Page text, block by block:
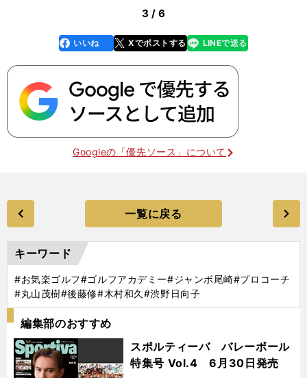
3 / 6
faceboo
k
いいね Xでポストする
line LINEで送る
Googleの「優先ソース」について
一覧に戻る
キーワード
#お気楽ゴルフ#ゴルフアカデミー#ジャンボ尾崎#プロコーチ
#丸山茂樹#後藤修#木村和久 #渋野日向子
編集部のおすすめ
スポルティーバ バレーボール
特集号 Vol.4 6月30日発売